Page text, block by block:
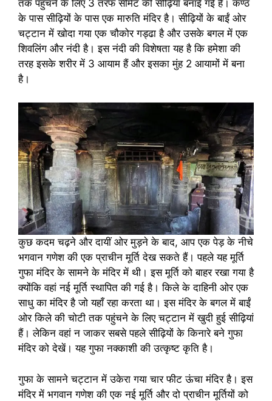
तक पहुंचने के लिए 3 तरफ सीमेंट की सीढ़ियां बनाई गई हैं। कण्ठ
के पास सीढ़ियों के पास एक मारुति मंदिर है। सीढ़ियों के बाईं ओर
चट्टान में खोदा गया एक चौकोर गड्ढा है और उसके बगल में एक
शिवलिंग और नंदी है। इस नंदी की विशेषता यह है कि हमेशा की
तरह इसके शरीर में 3 आयाम हैं और इसका मुंह 2 आयामों में बना
है।
कुछ कदम चढ़ने और दायीं ओर मुड़ने के बाद, आप एक पेड़ के नीचे
भगवान गणेश की एक प्राचीन मूर्ति देख सकते हैं। पहले यह मूर्ति
गुफा मंदिर के सामने के मंदिर में थी। इस मूर्ति को बाहर रखा गया है
क्योंकि वहां नई मूर्ति स्थापित की गई है। किले के दाहिनी ओर एक
साधु का मंदिर है जो यहाँ रहा करता था। इस मंदिर के बगल में बाईं
ओर किले की चोटी तक पहुंचने के लिए चट्टान में खुदी हुई सीढ़ियां
हैं। लेकिन वहां न जाकर सबसे पहले सीढ़ियों के किनारे बने गुफा
मंदिर को देखें। यह गुफा नक्काशी की उत्कृष्ट कृति है।
गुफा के सामने चट्टान में उकेरा गया चार फीट ऊंचा मंदिर है। इस
मंदिर में भगवान गणेश की एक नई मूर्ति और दो प्राचीन मूर्तियों को